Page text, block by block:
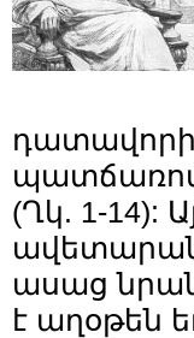
(Ղկ. 1-14):
ասաց
է աղօթեն